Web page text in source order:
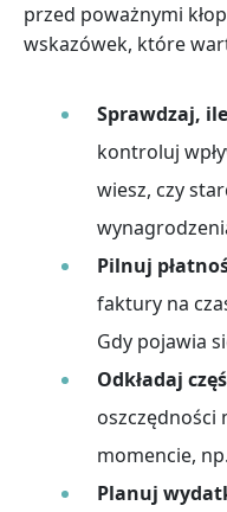
przed poważnymi
wskazówek, które
Sprawdzaj,
kontroluj
wiesz, czy
Pilnuj
faktury na
Gdy pojawia
Odkładaj
momencie,
Planuj